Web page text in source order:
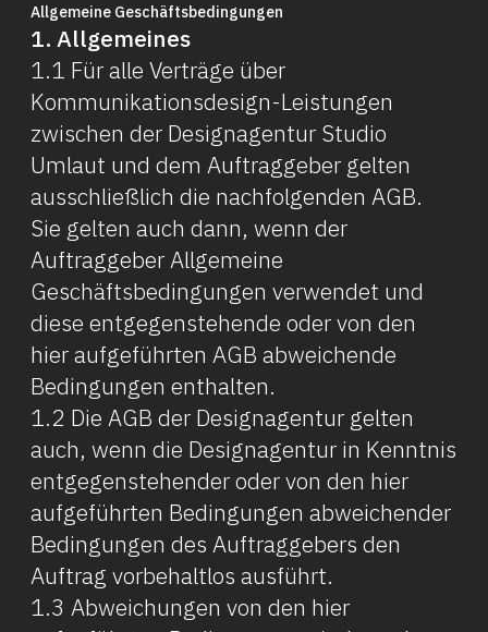
Allgemeine Geschäftsbedingungen
1. Allgemeines
1.1 Für alle Verträge über
Kommunikationsdesign-Leistungen
zwischen der Design­agentur Studio
Umlaut und dem Auftraggeber gelten
ausschließlich die nachfolgenden AGB.
Sie gelten auch dann, wenn der
Auftraggeber Allgemeine
Geschäftsbedingungen verwendet und
diese entgegenstehende oder von den
hier aufgeführten AGB abweichende
Bedingungen enthalten.
1.2 Die AGB der Designagentur gelten
auch, wenn die Designagentur in Kenntnis
ent­gegenstehender oder von den hier
aufgeführten Bedingungen abweichender
Bedingungen des Auftraggebers den
Auftrag vorbehaltlos ausführt.
1.3 Abweichungen von den hier